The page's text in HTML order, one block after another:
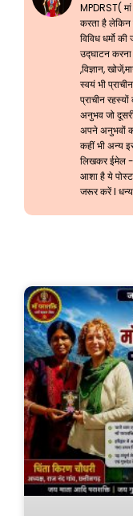
MPDRST(
करता है लेकिन
विविध धर्मो
उद्घाटन
,विज्ञान,
स्वयं भी
प्राचीन
अनुभव जो
अपने अनुभवों
कहीं भी अन्य
लिखकर ईमेल -
आशा है ये
जरूर करें l